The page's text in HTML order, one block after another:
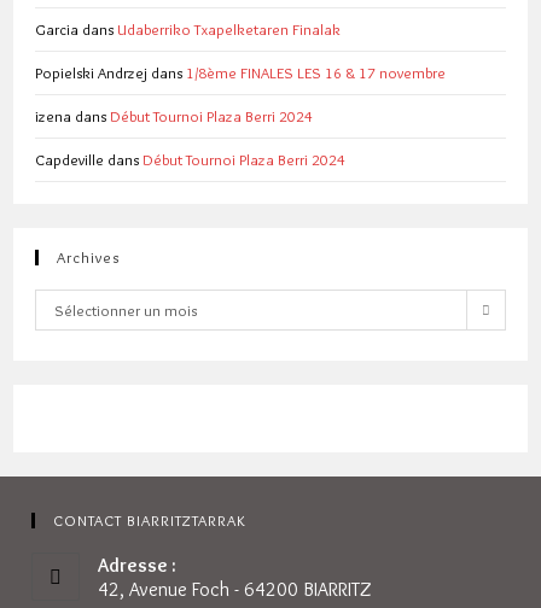
Garcia dans Udaberriko Txapelketaren Finalak
Popielski Andrzej dans 1/8ème FINALES LES 16 & 17 novembre
izena dans Début Tournoi Plaza Berri 2024
Capdeville dans Début Tournoi Plaza Berri 2024
Archives
Archives
Sélectionner un mois
CONTACT BIARRITZTARRAK
Adresse :
42, Avenue Foch - 64200 BIARRITZ